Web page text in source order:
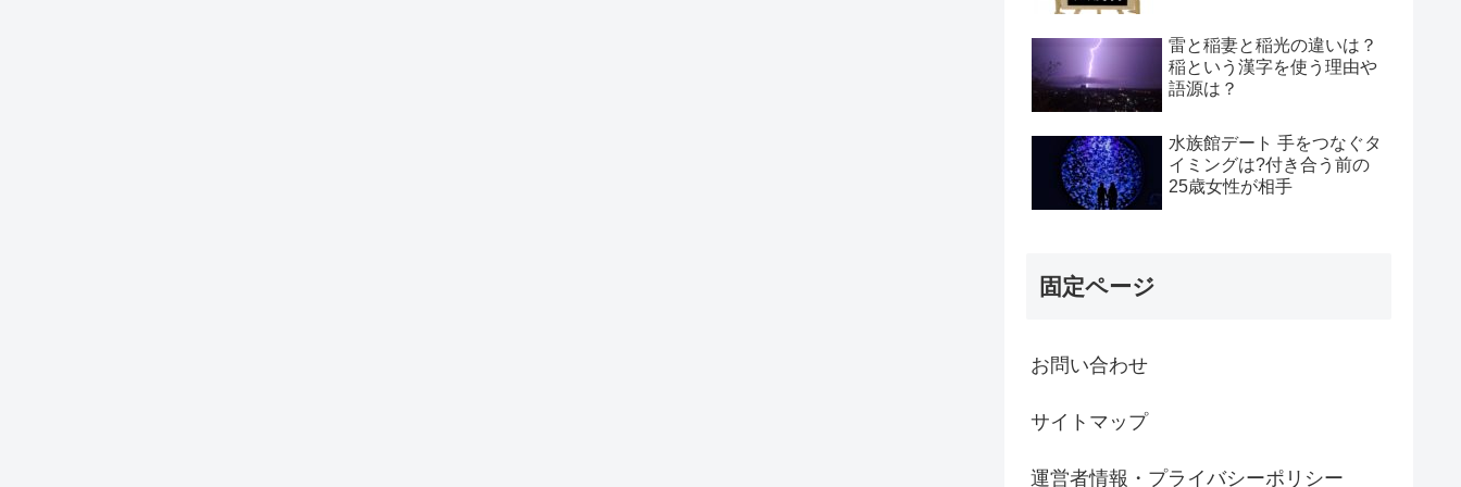
雷と稲妻と稲光の違いは？
稲という漢字を使う理由や
語源は？
水族館デート 手をつなぐタ
イミングは?付き合う前の
25歳女性が相手
固定ページ
お問い合わせ
サイトマップ
運営者情報・プライバシーポリシー